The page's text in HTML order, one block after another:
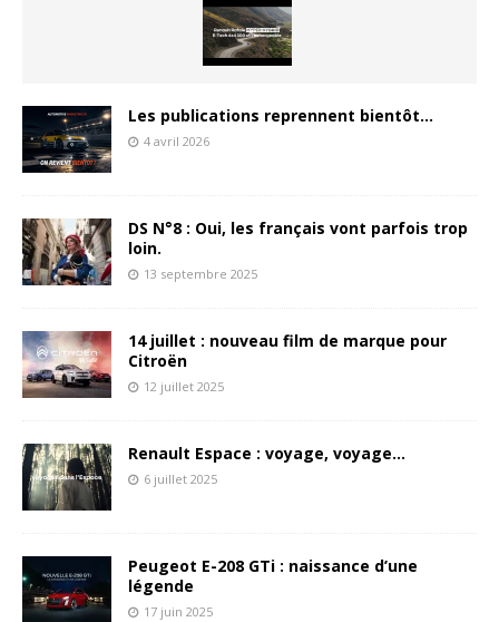
Les publications reprennent bientôt…
4 avril 2026
DS N°8 : Oui, les français vont parfois trop
loin.
13 septembre 2025
14 juillet : nouveau film de marque pour
Citroën
12 juillet 2025
Renault Espace : voyage, voyage…
6 juillet 2025
Peugeot E-208 GTi : naissance d’une
légende
17 juin 2025